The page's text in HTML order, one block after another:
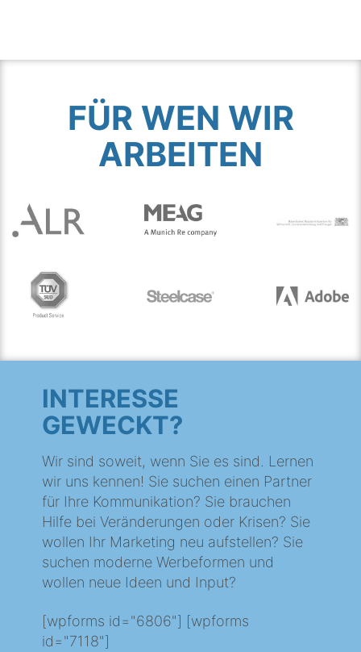
FÜR WEN WIR
ARBEITEN
INTERESSE
GEWECKT?
Wir sind soweit, wenn Sie es sind. Lernen
wir uns kennen! Sie suchen einen Partner
für Ihre Kommunikation? Sie brauchen
Hilfe bei Veränderungen oder Krisen? Sie
wollen Ihr Marketing neu aufstellen? Sie
suchen moderne Werbeformen und
wollen neue Ideen und Input?
[wpforms id="6806"] [wpforms
id="7118"]